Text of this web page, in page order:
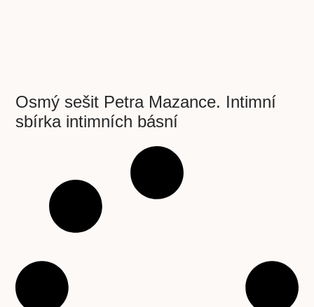
Osmý sešit Petra Mazance. Intimní
sbírka intimních básní